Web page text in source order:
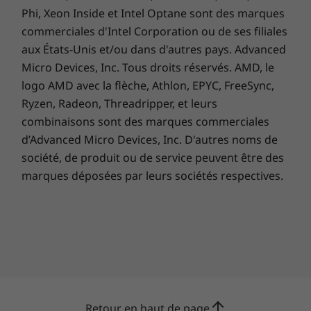
pertinentes pour vous. Copilot dans
Windows est là pour vous aider dans
vos tâches quotidiennes, peu importe la
tâche. Batman avait Robin, vous, vous
avez Copilot.
votre
Phi, Xeon Inside et Intel Optane sont des marques
commerciales d'Intel Corporation ou de ses filiales
aux États-Unis et/ou dans d'autres pays. Advanced
Micro Devices, Inc. Tous droits réservés. AMD, le
logo AMD avec la flèche, Athlon, EPYC, FreeSync,
Ryzen, Radeon, Threadripper, et leurs
combinaisons sont des marques commerciales
d’Advanced Micro Devices, Inc. D'autres noms de
société, de produit ou de service peuvent être des
marques déposées par leurs sociétés respectives.